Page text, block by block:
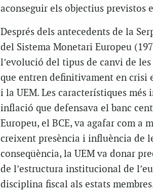
aconseguir els objectius previstos
Després dels antecedents de la
del Sistema Monetari Europeu
l’evolució del tipus de canvi de
que entren definitivament en crisi
i la UEM. Les característiques
inflació que defensava el banc
Europeu, el BCE, va agafar com a
creixent presència i influència de
conseqüència, la UEM va donar
de l’estructura institucional de
disciplina fiscal als estats